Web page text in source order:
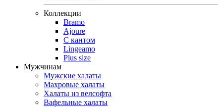
Коллекции
Bramo
Ajoure
С кантом
Lingeamo
Plus size
Мужчинам
Мужские халаты
Махровые халаты
Халаты из велсофта
Вафельные халаты